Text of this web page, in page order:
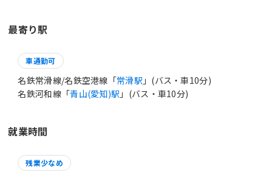
最寄り駅
車通勤可
名鉄常滑線/名鉄空港線「常滑駅 」(バス・車10分)
名鉄河和線「青山(愛知)駅 」(バス・車10分)
就業時間
残業少なめ